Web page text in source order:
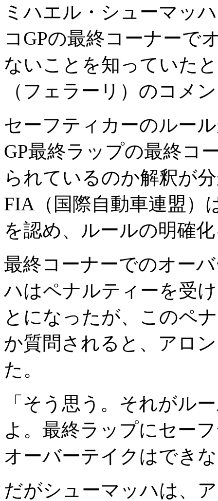
ミハエル・シューマッ
コGPの最終コーナーで
ないことを知っていた
（フェラーリ）のコメ
セーフティカーのルー
GP最終ラップの最終コ
られているのか解釈が
FIA（国際自動車連盟）
を認め、ルールの明確
最終コーナーでのオー
ハはペナルティーを受
とになったが、このペ
か質問されると、アロ
た。
「そう思う。それがル
よ。最終ラップにセー
オーバーテイクはでき
だがシューマッハは、